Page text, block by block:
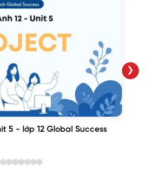
5 - lớp 12 Global Success
❯